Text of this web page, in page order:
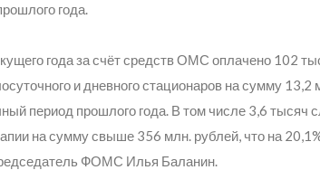
года.
года за счёт средств ОМС оплачено 102
и дневного стационаров на сумму
период прошлого года. В том числе 3,6 тысяч
на сумму свыше 356 млн. рублей, что на
ФОМС Илья Баланин.